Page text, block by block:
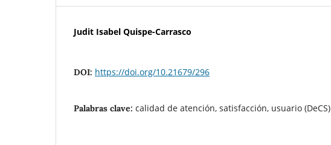
Judit Isabel Quispe-Carrasco
DOI: https://doi.org/10.21679/296
Palabras clave: calidad de atención, satisfacción, usuario (DeCS)